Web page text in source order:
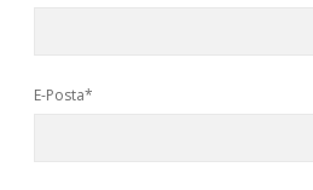
E-Posta*